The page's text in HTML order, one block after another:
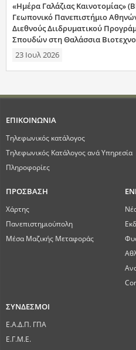
«Ημέρα Γαλάζιας Καινοτομίας»
Γεωπονικό Πανεπιστήμιο
Διεθνούς Διιδρυματικού
Σπουδών στη Θαλάσσια
23 Ιουλ 2026
ΕΠΙΚΟΙΝΩΝΙΑ
Τηλεφωνικός κατάλογος
Τηλεφωνικός Κατάλογος ανά Υπηρεσία
Πληροφορίες
ΠΡΟΣΒΑΣΗ
Χάρτης
Πανεπιστημιούπολη
Μέσα Μαζικής Μεταφοράς
ΣΥΝΔΕΣΜΟΙ
Ε.Α.Δ.Π. ΓΠΑ
Ε.Γ.Μ.Ε.